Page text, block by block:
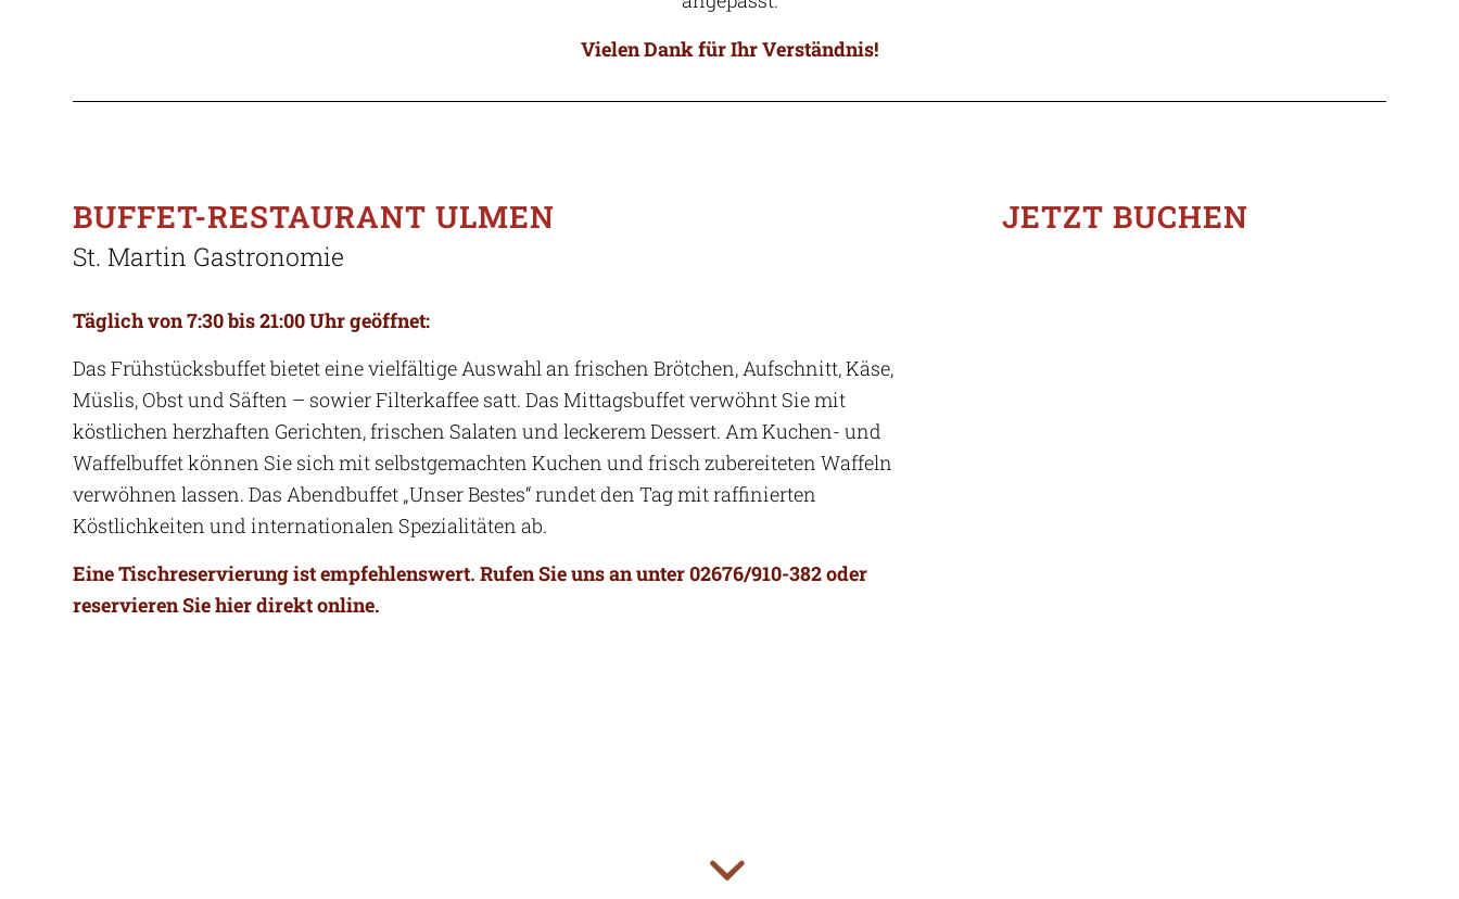
Vielen Dank für Ihr Verständnis!
BUFFET-RESTAURANT ULMEN
St. Martin Gastronomie
Täglich von 7:30 bis 21:00 Uhr geöffnet:
Das Frühstücksbuffet bietet eine vielfältige Auswahl an frischen Brötchen, Aufschnitt, Käse,
Müslis, Obst und Säften – sowier Filterkaffee satt. Das Mittagsbuffet verwöhnt Sie mit
köstlichen herzhaften Gerichten, frischen Salaten und leckerem Dessert. Am Kuchen- und
Waffelbuffet können Sie sich mit selbstgemachten Kuchen und frisch zubereiteten Waffeln
verwöhnen lassen. Das Abendbuffet „Unser Bestes“ rundet den Tag mit raffinierten
Köstlichkeiten und internationalen Spezialitäten ab.
Eine Tischreservierung ist empfehlenswert. Rufen Sie uns an unter 02676/910-382 oder
reservieren Sie hier direkt online.
JETZT BUCHEN